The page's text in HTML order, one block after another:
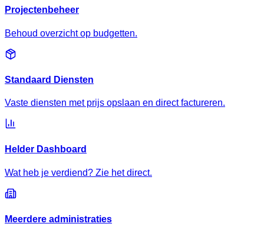
Projectenbeheer
Behoud overzicht op budgetten.
Standaard Diensten
Vaste diensten met prijs opslaan en direct factureren.
Helder Dashboard
Wat heb je verdiend? Zie het direct.
Meerdere administraties